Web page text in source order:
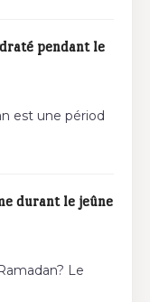
pendant le
est une périod
durant le jeûne
Le